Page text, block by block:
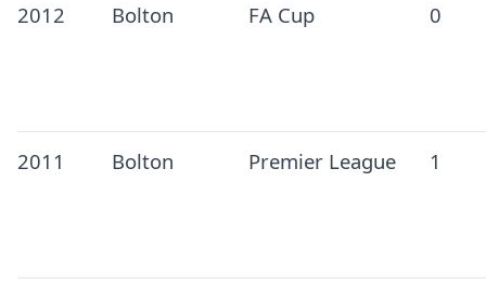
2012 Bolton FA Cup 0
2011 Bolton Premier League 1